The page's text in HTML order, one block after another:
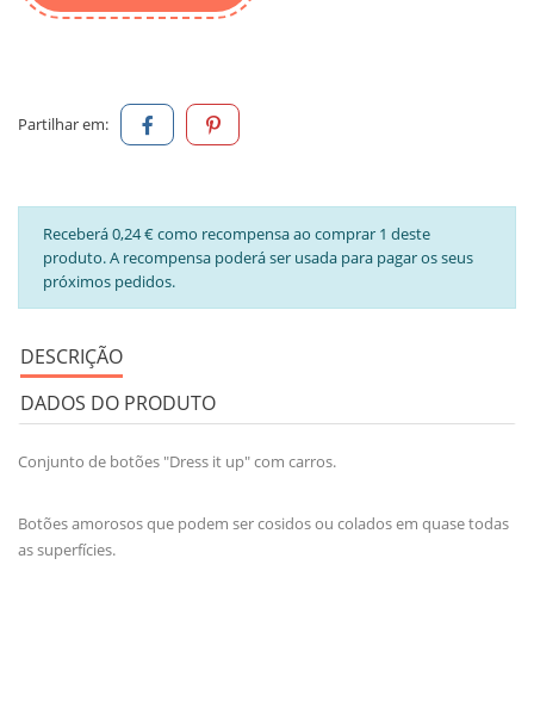
Partilhar em:
Receberá 0,24 € como recompensa ao comprar 1 deste
produto. A recompensa poderá ser usada para pagar os seus
próximos pedidos.
DESCRIÇÃO
DADOS DO PRODUTO
Conjunto de botões "Dress it up" com carros.
Botões amorosos que podem ser cosidos ou colados em quase todas
as superfícies.